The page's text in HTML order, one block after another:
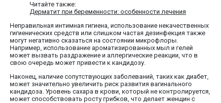
Читайте также:
Дерматит при беременности: особенности лечения
Неправильная интимная гигиена, использование некачественных
гигиенических средств или слишком частая дезинфекция также
могут негативно сказаться на состоянии микрофлоры.
Например, использование ароматизированных мыл и гелей
может вызвать раздражение и аллергические реакции, что в
свою очередь может привести к кандидозу.
Наконец, наличие сопутствующих заболеваний, таких как диабет,
может значительно увеличить риск развития вагинального
кандидоза. Уровень сахара в крови, который не контролируется,
может способствовать росту грибков, что делает женщин с